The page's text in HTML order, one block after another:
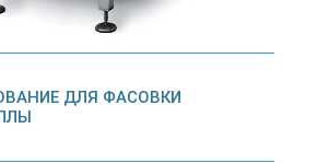
ДЛЯ ФАСОВКИ